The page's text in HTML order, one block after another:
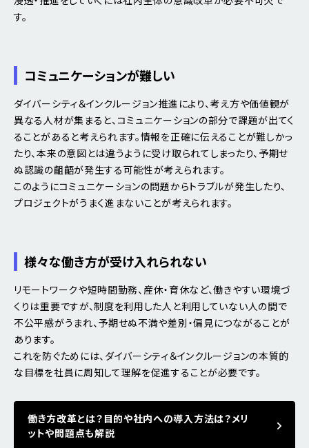
す。
コミュニケーションが難しい
ダイバーシティ＆インクルージョン推進により、考え方や価値観が
異なる人材が集まると、コミュニケーションの部分で課題が出てく
ることがあると考えられます。情報を正確に伝えることが難しかっ
たり、本来の意図とは違うように受け取られてしまったり、予期せ
ぬ認識の齟齬が発生する可能性が考えられます。
このようにコミュニケーションの問題からトラブルが発生したり、
プロジェクトがうまく進まないことが考えられます。
様々な働き方が受け入れられない
リモートワークや短時間勤務、産休・育休など、働きやすい環境づ
くりは重要ですが、制度を利用した人と利用していない人の間で
不公平感がうまれ、予期せぬ不満や差別・偏見につながることが
あります。
これを防ぐためには、ダイバーシティ＆インクルージョンの本質的
な目標を社員に周知して理解を促進することが必要です。
働き方改革とは？目的や社内への導入方法は？メリ
ットや問題点も解説